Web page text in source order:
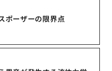
ポーザーの限界点